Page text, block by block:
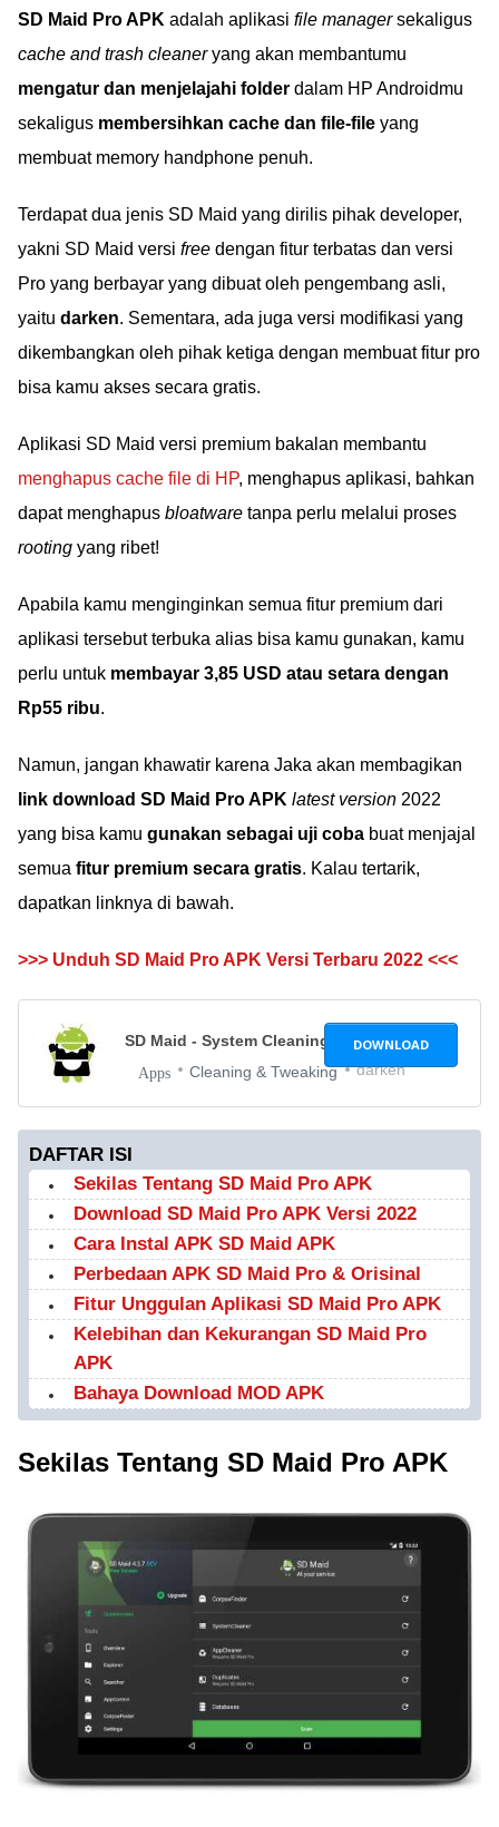
SD Maid Pro APK adalah aplikasi file managersekaligus
cache and trash cleaneryang akan membantumu
mengatur dan menjelajahi folder dalam HP Androidmu
sekaligus membersihkan cache dan file-file yang
membuat memory handphone penuh.
Terdapat dua jenis SD Maid yang dirilis pihak developer,
yakni SD Maid versi free dengan fitur terbatas dan versi
Pro yang berbayar yang dibuat oleh pengembang asli,
yaitu darken. Sementara, ada juga versi modifikasi yang
dikembangkan oleh pihak ketiga dengan membuat fitur pro
bisa kamu akses secara gratis.
Aplikasi SD Maid versi premium bakalan membantu
menghapus cache file di HP, menghapus aplikasi, bahkan
dapat menghapus bloatware tanpa perlu melalui proses
rooting yang ribet!
Apabila kamu menginginkan semua fitur premium dari
aplikasi tersebut terbuka alias bisa kamu gunakan, kamu
perlu untuk membayar 3,85 USD atau setara dengan
Rp55 ribu.
Namun, jangan khawatir karena Jaka akan membagikan
link download SD Maid Pro APK latest version 2022
yang bisa kamu gunakan sebagai uji coba buat menjajal
semua fitur premium secara gratis. Kalau tertarik,
dapatkan linknya di bawah.
>>> Unduh SD Maid Pro APK Versi Terbaru 2022 <<<
SD Maid - System Cleaning Tool4.2.3
Apps Cleaning & Tweaking darken
DOWNLOAD
DAFTAR ISI
Sekilas Tentang SD Maid Pro APK
Download SD Maid Pro APK Versi 2022
Cara Instal APK SD Maid APK
Perbedaan APK SD Maid Pro & Orisinal
Fitur Unggulan Aplikasi SD Maid Pro APK
Kelebihan dan Kekurangan SD Maid Pro
APK
Bahaya Download MOD APK
Sekilas Tentang SD Maid Pro APK